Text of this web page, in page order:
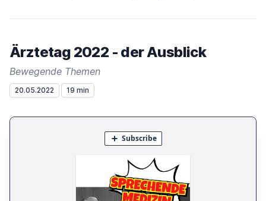
Ärztetag 2022 - der Ausblick
Bewegende Themen
20.05.2022 19 min